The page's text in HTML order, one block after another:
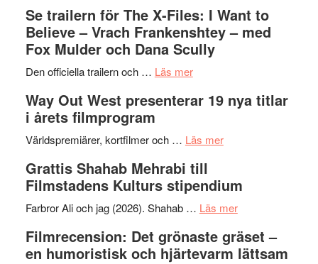
Park
–
kväll
II
Se trailern för The X-Files: I Want to
Believe – Vrach Frankenshtey – med
Fox Mulder och Dana Scully
Den officiella trailern och … Läs merom
trailern
The
Files:
I
Want
Believe
–
Way Out West presenterar 19 nya titlar
i årets filmprogram
Världspremiärer, kortfilmer och … Läs merom
West
presenterar
nya
titlar
Grattis Shahab Mehrabi till
Filmstadens Kulturs stipendium
Farbror Ali och jag (2026). Shahab … Läs merom
Shahab
Mehrabi
Filmrecension: Det grönaste gräset –
en humoristisk och hjärtevarm lättsam